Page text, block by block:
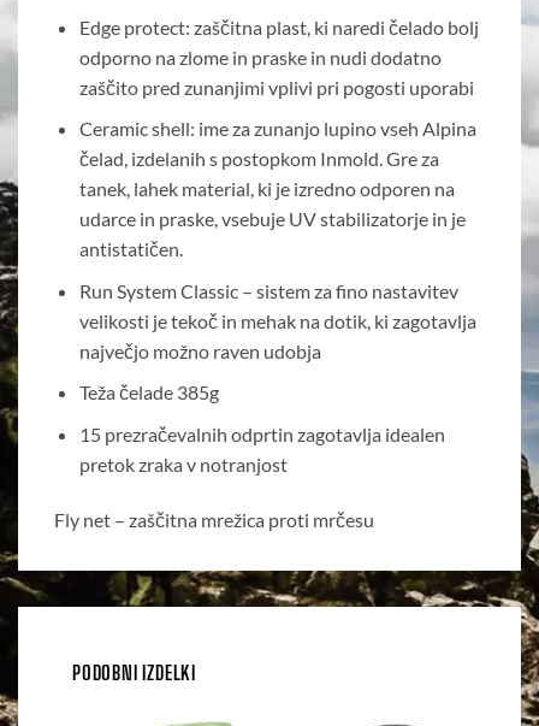
Edge protect: zaščitna plast, ki naredi čelado bolj
odporno na zlome in praske in nudi dodatno
zaščito pred zunanjimi vplivi pri pogosti uporabi
Ceramic shell: ime za zunanjo lupino vseh Alpina
čelad, izdelanih s postopkom Inmold. Gre za
tanek, lahek material, ki je izredno odporen na
udarce in praske, vsebuje UV stabilizatorje in je
antistatičen.
Run System Classic – sistem za fino nastavitev
velikosti je tekoč in mehak na dotik, ki zagotavlja
največjo možno raven udobja
Teža čelade 385g
15 prezračevalnih odprtin zagotavlja idealen
pretok zraka v notranjost
Fly net – zaščitna mrežica proti mrčesu
PODOBNI IZDELKI